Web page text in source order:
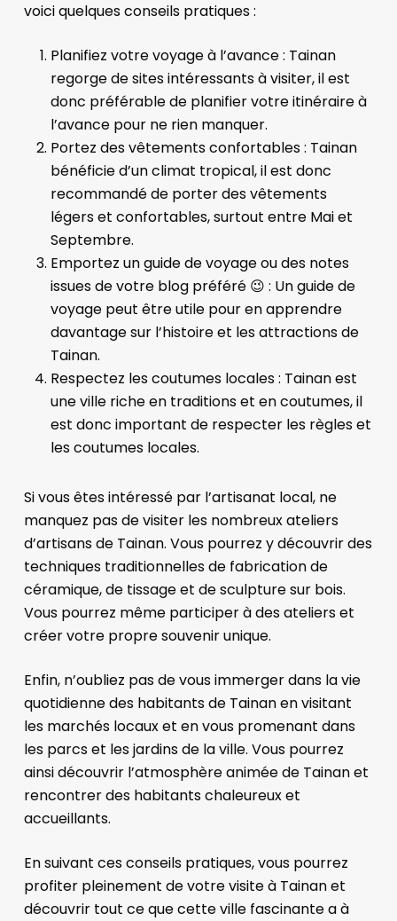
voici quelques conseils pratiques :
Planifiez votre voyage à l’avance : Tainan
regorge de sites intéressants à visiter, il est
donc préférable de planifier votre itinéraire à
l’avance pour ne rien manquer.
Portez des vêtements confortables : Tainan
bénéficie d’un climat tropical, il est donc
recommandé de porter des vêtements
légers et confortables, surtout entre Mai et
Septembre.
Emportez un guide de voyage ou des notes
issues de votre blog préféré 😉 : Un guide de
voyage peut être utile pour en apprendre
davantage sur l’histoire et les attractions de
Tainan.
Respectez les coutumes locales : Tainan est
une ville riche en traditions et en coutumes, il
est donc important de respecter les règles et
les coutumes locales.
Si vous êtes intéressé par l’artisanat local, ne
manquez pas de visiter les nombreux ateliers
d’artisans de Tainan. Vous pourrez y découvrir des
techniques traditionnelles de fabrication de
céramique, de tissage et de sculpture sur bois.
Vous pourrez même participer à des ateliers et
créer votre propre souvenir unique.
Enfin, n’oubliez pas de vous immerger dans la vie
quotidienne des habitants de Tainan en visitant
les marchés locaux et en vous promenant dans
les parcs et les jardins de la ville. Vous pourrez
ainsi découvrir l’atmosphère animée de Tainan et
rencontrer des habitants chaleureux et
accueillants.
En suivant ces conseils pratiques, vous pourrez
profiter pleinement de votre visite à Tainan et
découvrir tout ce que cette ville fascinante a à